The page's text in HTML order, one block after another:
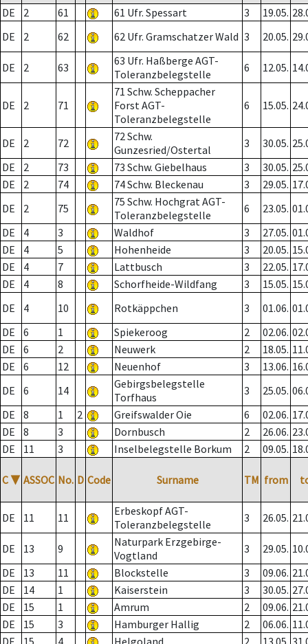
DE 2 61 61 Ufr. Spessart 3 19.05.
DE
2 62 62 Ufr. Gramschatzer Wald 3 20.05.
DE 2 63
63 Ufr. Haßberge AGT-
Toleranzbelegstelle
6 12.05.
DE 2 71
71 Schw. Scheppacher
Forst AGT-
Toleranzbelegstelle
6 15.05.
DE 2 72
72 Schw.
Gunzesried/Ostertal
3 30.05.
DE
2 73 73 Schw. Giebelhaus 3 30.05.
DE
2 74 74 Schw. Bleckenau 3 29.05.
DE
2 75
75 Schw. Hochgrat AGT-
Toleranzbelegstelle
6 23.05.
DE
4 3 Waldhof 3 27.05.
DE
4 5 Hohenheide 3 20.05.
DE
4 7 Lattbusch 3 22.05.
DE
4 8 Schorfheide-Wildfang 3 15.05.
DE
4 10 Rotkäppchen 3 01.06.
DE
6 1 Spiekeroog 2 02.06.
DE
6 2 Neuwerk 2 18.05.
DE
6 12 Neuenhof 3 13.06.
DE
6 14
Gebirgsbelegstelle
Torfhaus
3 25.05.
DE
8 1 2 Greifswalder Oie 6 02.06.
DE
8 3 Dornbusch 2 26.06.
DE
11 3 Inselbelegstelle Borkum 2 09.05.
C ▼ ASSOC No. D Code Surname TM from
DE 11 11
Erbeskopf AGT-
Toleranzbelegstelle
3 26.05.
DE 13 9
Naturpark Erzgebirge-
Vogtland
3 29.05.
DE
13 11 Blockstelle 3 09.06.
DE
14 1 Kaiserstein 3 30.05.
DE
15 1 Amrum 2 09.06.
DE
15 3 Hamburger Hallig 2 06.06.